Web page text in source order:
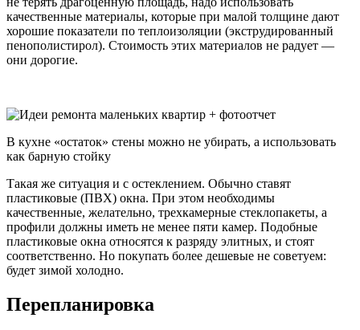
качественные материалы, которые при малой толщине дают
хорошие показатели по теплоизоляции (экструдированный
пенополистирол). Стоимость этих материалов не радует —
они дорогие.
В кухне «остаток» стены можно не убирать, а использовать
как барную стойку
Такая же ситуация и с остеклением. Обычно ставят
пластиковые (ПВХ) окна. При этом необходимы
качественные, желательно, трехкамерные стеклопакеты, а
профили должны иметь не менее пяти камер. Подобные
пластиковые окна относятся к разряду элитных, и стоят
соответственно. Но покупать более дешевые не советуем:
будет зимой холодно.
Перепланировка